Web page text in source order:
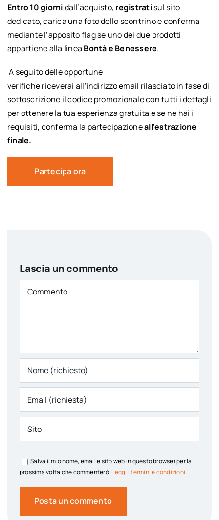
Entro10 giornidall’acquisto, registratisul sito
dedicato, carica una foto dello scontrino e conferma
mediante l’apposito flag se uno dei due prodotti
appartiene alla linea Bontà e Benessere.
A seguito delle opportune
verifiche riceverai all’indirizzo email rilasciato in fase di
sottoscrizione il codice promozionale con tutti i dettagli
per ottenere la tua esperienza gratuita e se ne hai i
requisiti, conferma la partecipazioneall’estrazione
finale.
Partecipa ora
Lascia un commento
Comment
Salva il mio nome, email e sito web in questo browser per la
prossima volta che commenterò. Leggi i termini e condizioni.